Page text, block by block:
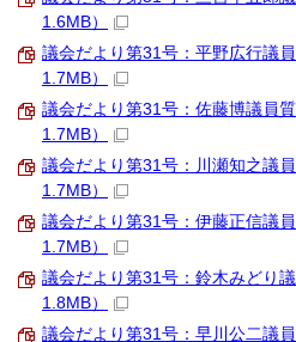
1.6MB）
議会だより第31号：平野広行議
1.7MB）
議会だより第31号：佐藤博議員
1.7MB）
議会だより第31号：川瀬知之議
1.7MB）
議会だより第31号：伊藤正信議
1.7MB）
議会だより第31号：鈴木みどり
1.8MB）
議会だより第31号：早川公二議